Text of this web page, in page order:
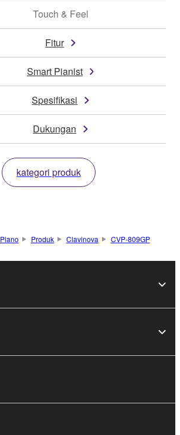
Touch & Feel
Fitur
Smart Pianist
Spesifikasi
Dukungan
kategori produk
Piano Produk Clavinova CVP-809GP